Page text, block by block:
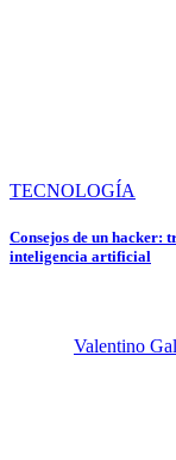
TECNOLOGÍA
Consejos de un hacker:
inteligencia artificial
Valentino